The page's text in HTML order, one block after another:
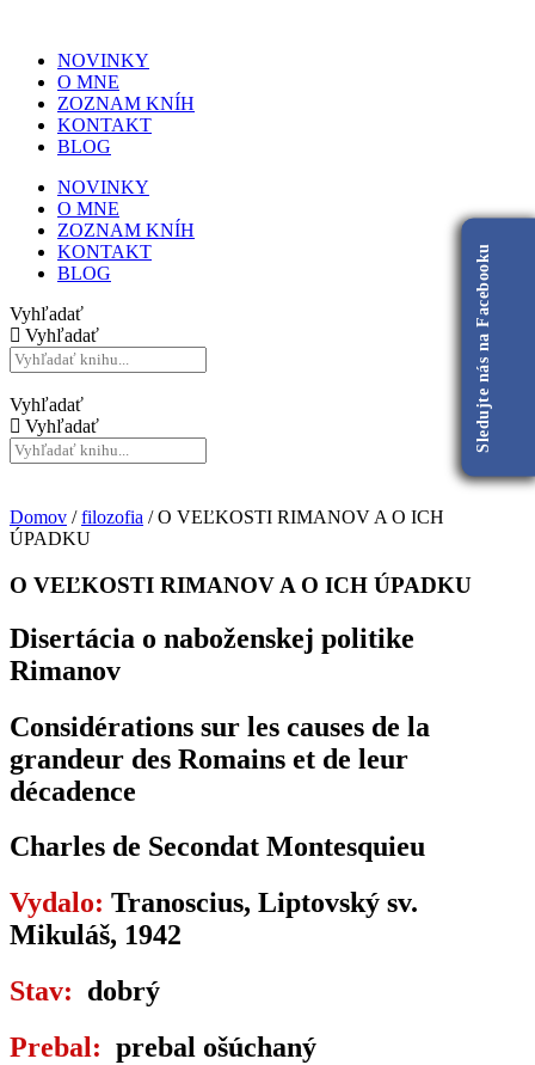
NOVINKY
O MNE
ZOZNAM KNÍH
KONTAKT
BLOG
NOVINKY
O MNE
ZOZNAM KNÍH
KONTAKT
BLOG
Vyhľadať
Vyhľadať
Vyhľadať
Vyhľadať
Domov /filozofia / O VEĽKOSTI RIMANOV A O ICH
ÚPADKU
O VEĽKOSTI RIMANOV A O ICH ÚPADKU
Disertácia o naboženskej politike
Rimanov
Considérations sur les causes de la
grandeur des Romains et de leur
décadence
Charles de Secondat Montesquieu
Vydalo: Tranoscius, Liptovský sv.
Mikuláš, 1942
Stav: dobrý
Prebal: prebal ošúchaný
Sledujte nás na Facebooku